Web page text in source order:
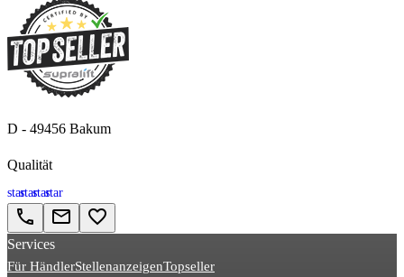
D - 49456 Bakum
Qualität
starstarstarstar
call email favorite_border
Services
Für HändlerStellenanzeigenTopseller